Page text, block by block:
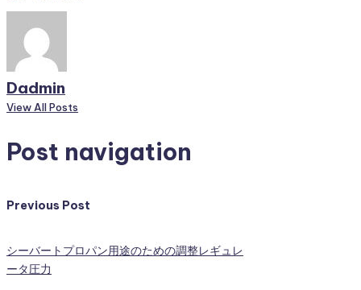
Dadmin
View All Posts
Post navigation
Previous Post
シーバートプロパン用途のための調整レギュレ
ータ圧力